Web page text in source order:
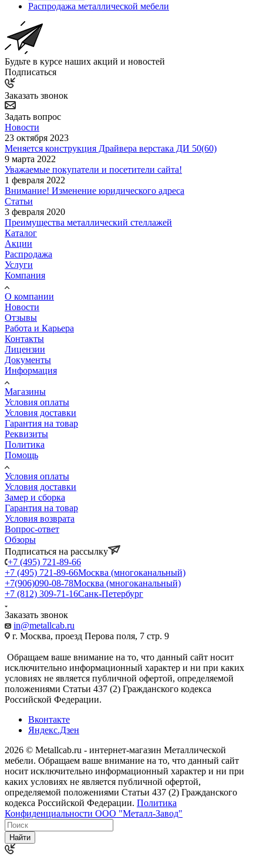
Распродажа металлической мебели
Будьте в курсе наших акций и новостей
Подписаться
Заказать звонок
Задать вопрос
Новости
23 октября 2023
Меняется конструкция Драйвера верстака ДИ 50(60)
9 марта 2022
Уважаемые покупатели и посетители сайта!
1 февраля 2022
Внимание! Изменение юридического адреса
Статьи
3 февраля 2020
Преимущества металлический стеллажей
Каталог
Акции
Распродажа
Услуги
Компания
О компании
Новости
Отзывы
Работа и Карьера
Контакты
Лицензии
Документы
Информация
Магазины
Условия оплаты
Условия доставки
Гарантия на товар
Реквизиты
Политика
Помощь
Условия оплаты
Условия доставки
Замер и сборка
Гарантия на товар
Условия возврата
Вопрос-ответ
Обзоры
Подписаться на рассылку
+7 (495) 721-89-66
+7 (495) 721-89-66Москва (многоканальный)
+7(906)090-08-78Москва (многоканальный)
+7 (812) 309-71-16Санк-Петербург
Заказать звонок
in@metallcab.ru
г. Москва, проезд Перова поля, 7 стр. 9
Обращаем ваше внимание на то, что данный сайт носит
исключительно информационный характер и ни при каких
условиях не является публичной офертой, определяемой
положениями Статьи 437 (2) Гражданского кодекса
Российской Федерации.
Вконтакте
Яндекс.Дзен
2026 © Metallcab.ru - интернет-магазин Металлической
мебели. Обращаем ваше внимание на то, что данный сайт
носит исключительно информационный характер и ни при
каких условиях не является публичной офертой,
определяемой положениями Статьи 437 (2) Гражданского
кодекса Российской Федерации. Политика
Конфиденциальности ООО "Металл-Завод"
Найти